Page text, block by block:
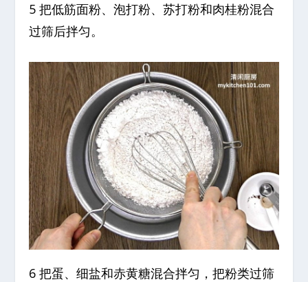
5 把低筋面粉、泡打粉、苏打粉和肉桂粉混合
过筛后拌匀。
6 把蛋、细盐和赤黄糖混合拌匀，把粉类过筛